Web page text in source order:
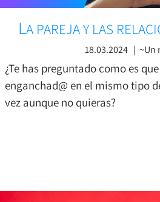
LA PAREJA Y LAS
18.03.2024 | ~Un
¿Te has preguntado como es
enganchad@ en el mismo tipo
vez aunque no quieras?